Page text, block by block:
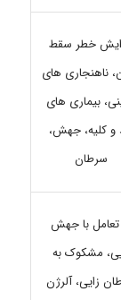
خطر سقط
ناهنجاری های
بیماری های
و کلیه، جهش،
سرطان
تعامل با جهش
مشکوک به
زایی، آلرژن